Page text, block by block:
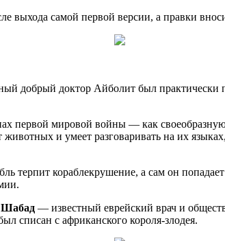
выхода самой первой версии, а правки
добрый доктор Айболит был
первой мировой войны — как
и умеет разговаривать на их
терпит кораблекрушение, а сам он
— известный еврейский врач и
списан с африканского короля-злодея.